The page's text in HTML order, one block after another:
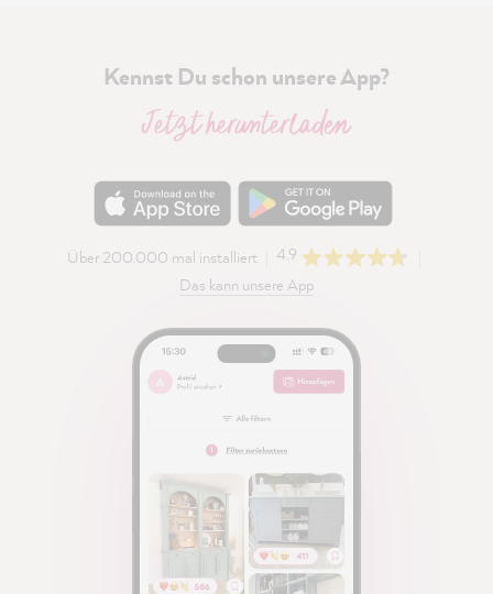
Kennst Du schon unsere App?
Jetzt herunterladen
Über 200.000 mal installiert
4.9
Das kann unsere App